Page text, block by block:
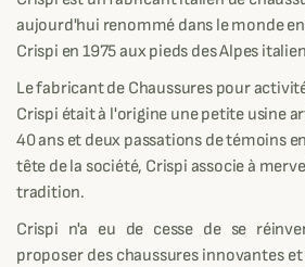
aujourd'hui renommé dans le monde
Crispi en 1975 aux pieds des Alpes
Le fabricant de Chaussures pour
Crispi était à l'origine une petite usine
40 ans et deux passations de témoins
tête de la société, Crispi associe à
tradition.
Crispi n'a eu de cesse de se
proposer des chaussures innovantes